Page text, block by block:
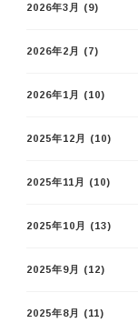
2026年3月 (9)
2026年2月 (7)
2026年1月 (10)
2025年12月 (10)
2025年11月 (10)
2025年10月 (13)
2025年9月 (12)
2025年8月 (11)